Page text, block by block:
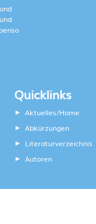
Quicklinks
Aktuelles/Home
Abkürzungen
Literaturverzeichnis
Autoren